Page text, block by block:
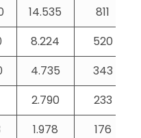
14.535
811
8.224
520
4.735
343
2.790
233
1.978
176